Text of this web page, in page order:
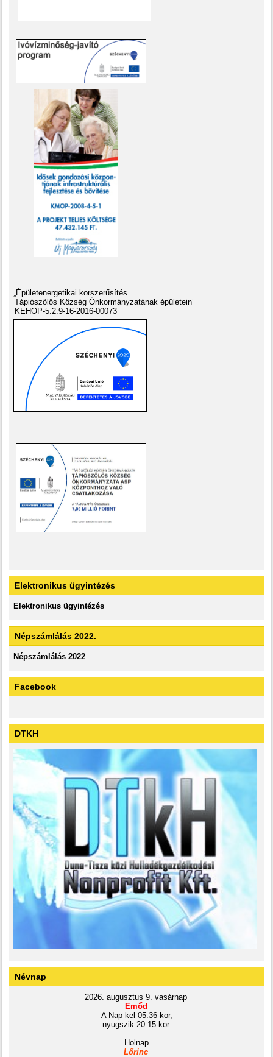
„Épületenergetikai korszerűsítés
Tápiószőlős Község Önkormányzatának épületein”
KEHOP-5.2.9-16-2016-00073
Elektronikus ügyintézés
Elektronikus ügyintézés
Népszámlálás 2022.
Népszámlálás 2022
Facebook
DTKH
Névnap
2026. augusztus 9. vasárnap
Emőd
A Nap kel 05:36-kor,
nyugszik 20:15-kor.
Holnap
Lőrinc